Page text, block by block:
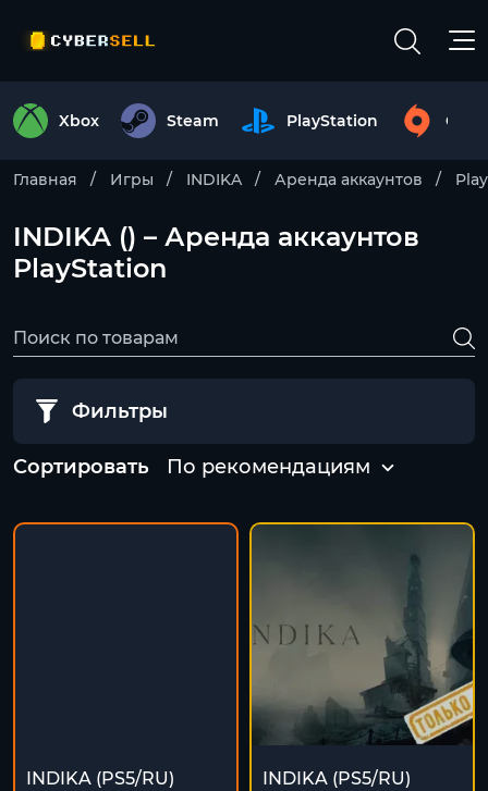
Xbox Steam PlayStation
Главная Игры INDIKA Аренда аккаунтов
INDIKA () – Аренда аккаунтов
PlayStation
Фильтры
Сортировать По рекомендациям
INDIKA (PS5/RU)
INDIKA (PS5/RU)